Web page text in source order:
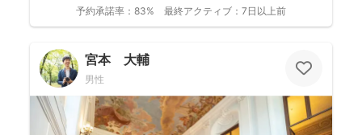
予約承諾率： 83% 最終アクティブ： 7日以上前
宮本 大輔
男性